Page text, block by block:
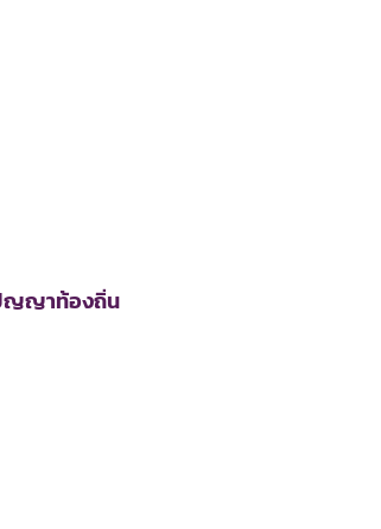
ญญาท้องถิ่น